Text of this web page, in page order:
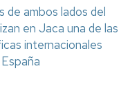
de ambos lados del
en Jaca una de las
internacionales